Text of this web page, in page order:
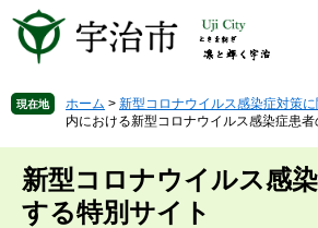
先
で
を
ば
現在地 ホーム > 新型コロナウイルス感染症対策
内における新型コロナウイルス感染症患
新型コロナウイルス感
する特別サイト